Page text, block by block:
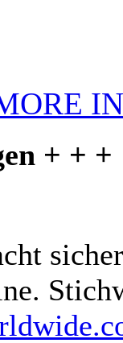
+ + +